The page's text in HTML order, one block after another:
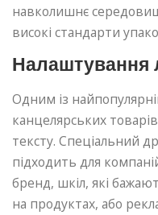
навколишнє
високі стандарти
Налаштування
Одним із
канцелярських
тексту. Спеціальний
підходить для
бренд, шкіл, які
на продуктах, або